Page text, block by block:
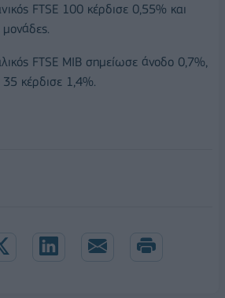
FTSE 100 κέρδισε 0,55% και
μονάδες.
FTSE MIB σημείωσε άνοδο 0,7%,
35 κέρδισε 1,4%.